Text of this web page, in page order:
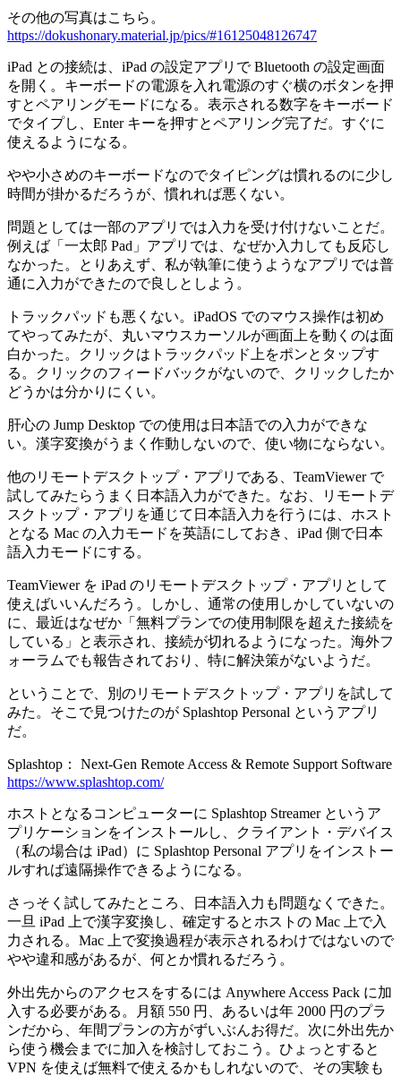
その他の写真はこちら。
https://dokushonary.material.jp/pics/#16125048126747
iPad との接続は、iPad の設定アプリで Bluetooth の設定画面
を開く。キーボードの電源を入れ電源のすぐ横のボタンを押
すとペアリングモードになる。表示される数字をキーボード
でタイプし、Enter キーを押すとペアリング完了だ。すぐに
使えるようになる。
やや小さめのキーボードなのでタイピングは慣れるのに少し
時間が掛かるだろうが、慣れれば悪くない。
問題としては一部のアプリでは入力を受け付けないことだ。
例えば「一太郎 Pad」アプリでは、なぜか入力しても反応し
なかった。とりあえず、私が執筆に使うようなアプリでは普
通に入力ができたので良しとしよう。
トラックパッドも悪くない。iPadOS でのマウス操作は初め
てやってみたが、丸いマウスカーソルが画面上を動くのは面
白かった。クリックはトラックパッド上をポンとタップす
る。クリックのフィードバックがないので、クリックしたか
どうかは分かりにくい。
肝心の Jump Desktop での使用は日本語での入力ができな
い。漢字変換がうまく作動しないので、使い物にならない。
他のリモートデスクトップ・アプリである、TeamViewer で
試してみたらうまく日本語入力ができた。なお、リモートデ
スクトップ・アプリを通じて日本語入力を行うには、ホスト
となる Mac の入力モードを英語にしておき、iPad 側で日本
語入力モードにする。
TeamViewer を iPad のリモートデスクトップ・アプリとして
使えばいいんだろう。しかし、通常の使用しかしていないの
に、最近はなぜか「無料プランでの使用制限を超えた接続を
している」と表示され、接続が切れるようになった。海外フ
ォーラムでも報告されており、特に解決策がないようだ。
ということで、別のリモートデスクトップ・アプリを試して
みた。そこで見つけたのが Splashtop Personal というアプリ
だ。
Splashtop： Next-Gen Remote Access & Remote Support Software
https://www.splashtop.com/
ホストとなるコンピューターに Splashtop Streamer というア
プリケーションをインストールし、クライアント・デバイス
（私の場合は iPad）に Splashtop Personal アプリをインストー
ルすれば遠隔操作できるようになる。
さっそく試してみたところ、日本語入力も問題なくできた。
一旦 iPad 上で漢字変換し、確定するとホストの Mac 上で入
力される。Mac 上で変換過程が表示されるわけではないので
やや違和感があるが、何とか慣れるだろう。
外出先からのアクセスをするには Anywhere Access Pack に加
入する必要がある。月額 550 円、あるいは年 2000 円のプラ
ンだから、年間プランの方がずいぶんお得だ。次に外出先か
ら使う機会までに加入を検討しておこう。ひょっとすると
VPN を使えば無料で使えるかもしれないので、その実験も